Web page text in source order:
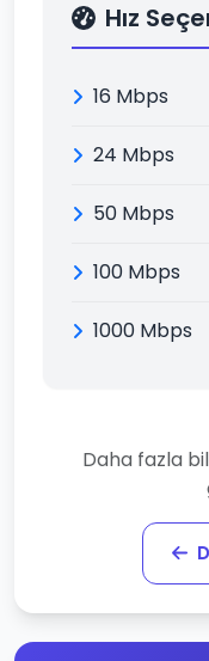
Hız
16 Mbps
24 Mbps
50 Mbps
100 Mbps
1000 Mbps
Daha fazla